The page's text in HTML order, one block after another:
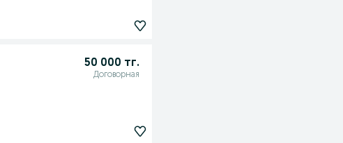
50 000 тг.
Договорная